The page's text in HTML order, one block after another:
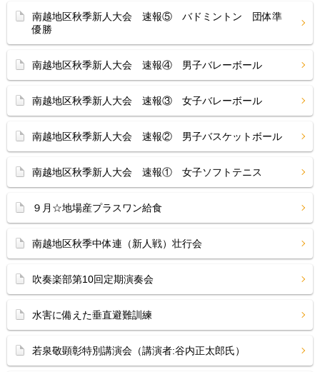
南越地区秋季新人大会 速報⑤ バドミントン 団体準
優勝
南越地区秋季新人大会 速報④ 男子バレーボール
南越地区秋季新人大会 速報③ 女子バレーボール
南越地区秋季新人大会 速報② 男子バスケットボール
南越地区秋季新人大会 速報① 女子ソフトテニス
９月☆地場産プラスワン給食
南越地区秋季中体連（新人戦）壮行会
吹奏楽部第10回定期演奏会
水害に備えた垂直避難訓練
若泉敬顕彰特別講演会（講演者:谷内正太郎氏）